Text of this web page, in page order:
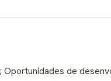
Oportunidades de